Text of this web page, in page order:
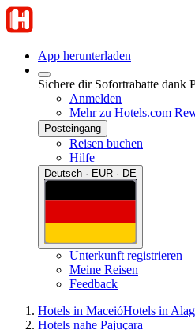
App herunterladen
Sichere dir Sofortrabatte dank
Anmelden
Mehr zu Hotels.com
Posteingang
Reisen buchen
Hilfe
Deutsch · EUR · DE
Unterkunft registrieren
Meine Reisen
Feedback
Hotels in MaceióHotels in
Hotels nahe Pajuçara